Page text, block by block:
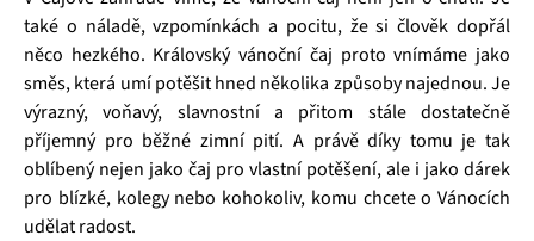
také o náladě, vzpomínkách a pocitu, že si člověk dopřál
něco hezkého. Královský vánoční čaj proto vnímáme jako
směs, která umí potěšit hned několika způsoby najednou. Je
výrazný, voňavý, slavnostní a přitom stále dostatečně
příjemný pro běžné zimní pití. A právě díky tomu je tak
oblíbený nejen jako čaj pro vlastní potěšení, ale i jako dárek
pro blízké, kolegy nebo kohokoliv, komu chcete o Vánocích
udělat radost.